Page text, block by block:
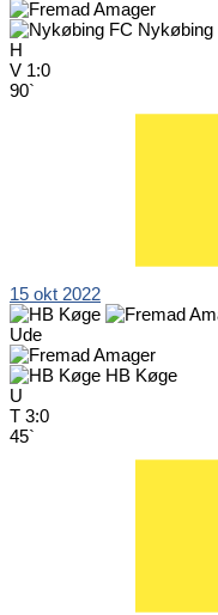
Nykøbing
H
V 1:0
90`
15 okt 2022
Ude
HB Køge
U
T 3:0
45`